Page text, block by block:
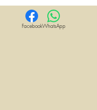
FacebookWhatsApp